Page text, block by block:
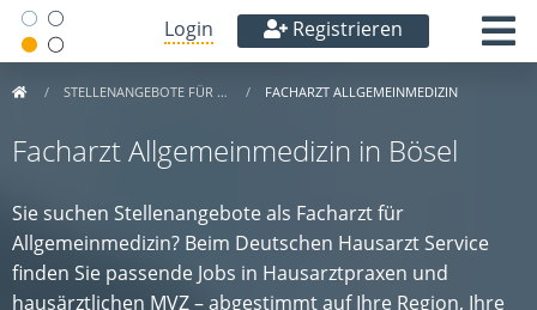
Login Registrieren
STELLENANGEBOTE FÜR … FACHARZT ALLGEMEINMEDIZIN
Facharzt Allgemeinmedizin in Bösel
Sie suchen Stellenangebote als Facharzt für
Allgemeinmedizin? Beim Deutschen Hausarzt Service
finden Sie passende Jobs in Hausarztpraxen und
hausärztlichen MVZ – abgestimmt auf Ihre Region, Ihre